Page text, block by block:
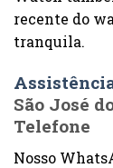
recente do
tranquila.
São José
Telefone
Nosso